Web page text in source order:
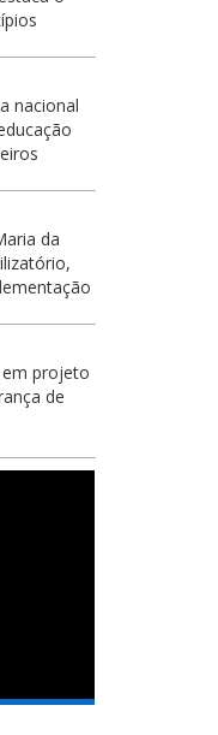
nacional
da
em projeto
de